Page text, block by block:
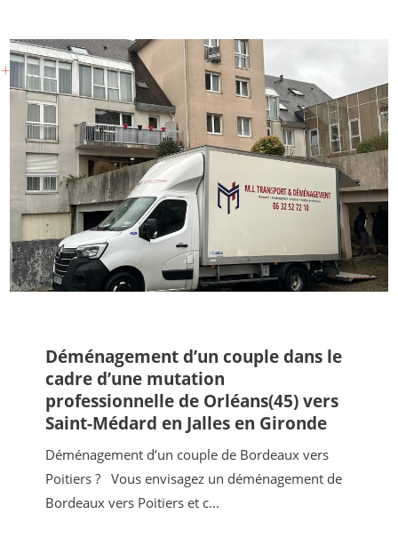
Déménagement d’un couple dans le
cadre d’une mutation
professionnelle de Orléans(45) vers
Saint-Médard en Jalles en Gironde
Déménagement d’un couple de Bordeaux vers
Poitiers ? Vous envisagez un déménagement de
Bordeaux vers Poitiers et c...